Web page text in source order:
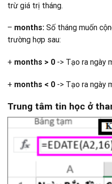
trừ giá trị tháng.
– months: Số tháng muốn
trường hợp sau:
+ months > 0 -> Tạo ra ngày
+ months < 0 -> Tạo ra ngày
Trung tâm tin học ở